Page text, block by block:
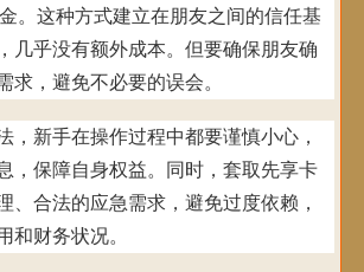
。这种方式建立在朋友之间的信任基
几乎没有额外成本。但要确保朋友确
求，避免不必要的误会。
，新手在操作过程中都要谨慎小心，
，保障自身权益。同时，套取先享卡
、合法的应急需求，避免过度依赖，
和财务状况。